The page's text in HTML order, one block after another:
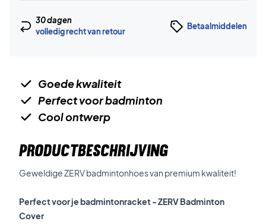
30 dagen
volledig recht van retour
Betaalmiddelen
Goede kwaliteit
Perfect voor badminton
Cool ontwerp
PRODUCTBESCHRIJVING
Geweldige ZERV badmintonhoes van premium kwaliteit!
Perfect voor je badmintonracket - ZERV Badminton
Cover